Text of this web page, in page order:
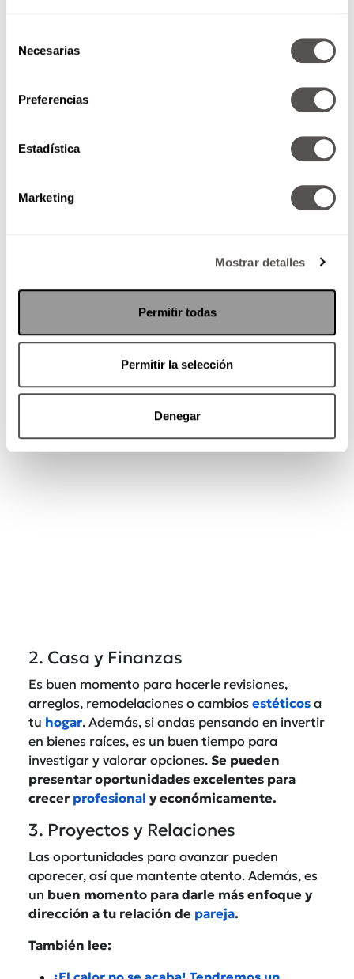
Necesarias
Preferencias
Estadística
Marketing
Mostrar detalles
Permitir todas
Permitir la selección
Denegar
que has pospuesto y atrévete a
nuevos tratamientosodietas. Es eltiming
perfecto para centrar tu energía en mejorar tu
Chequeos médicos que no
puedes seguir posponiendo
2. Casa y Finanzas
Es buen momento para hacerle revisiones,
arreglos, remodelaciones o cambios estéticos a
tu hogar. Además, si andas pensando en invertir
en bienes raíces, es un buen tiempo para
investigar y valorar opciones. Se pueden
presentar oportunidades excelentes para
crecer profesional y económicamente.
3. Proyectos y Relaciones
Las oportunidades para avanzar pueden
aparecer, así que mantente atento. Además, es
un buen momento para darle más enfoque y
dirección a tu relación de pareja.
También lee: